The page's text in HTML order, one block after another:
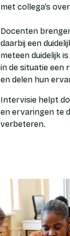
met collega’s
Docenten
daarbij een
meteen duidelijk
in de situatie een
en delen hun
Intervisie helpt
en ervaringen te
verbeteren.